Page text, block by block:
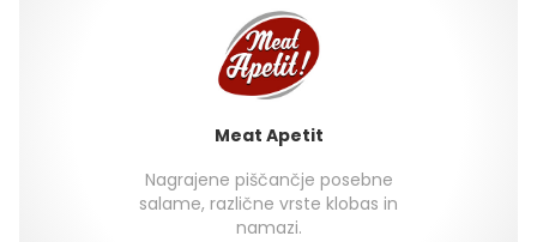
Meat Apetit
Nagrajene piščančje posebne
salame, različne vrste klobas in
namazi.